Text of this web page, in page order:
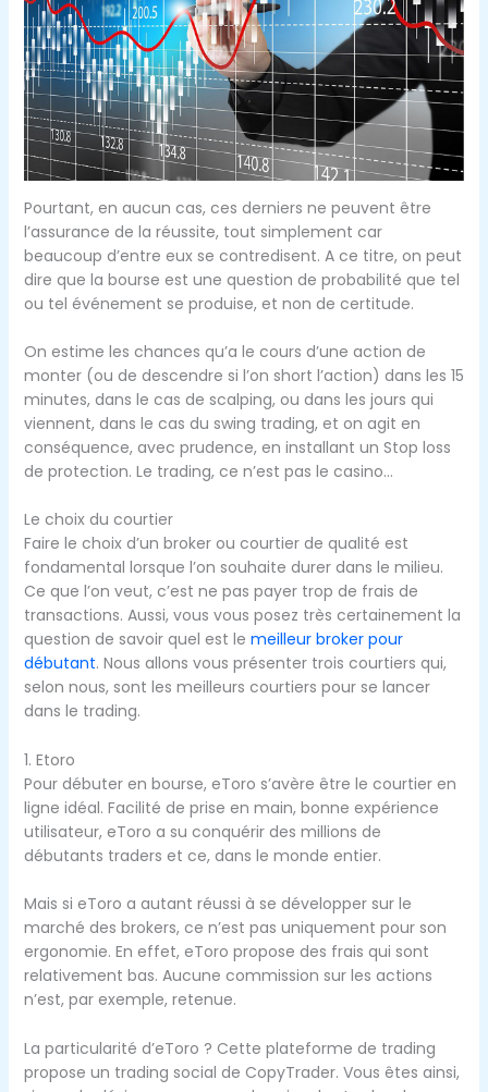
Pourtant, en aucun cas, ces derniers ne peuvent être
l’assurance de la réussite, tout simplement car
beaucoup d’entre eux se contredisent. A ce titre, on peut
dire que la bourse est une question de probabilité que tel
ou tel événement se produise, et non de certitude.
On estime les chances qu’a le cours d’une action de
monter (ou de descendre si l’on short l’action) dans les 15
minutes, dans le cas de scalping, ou dans les jours qui
viennent, dans le cas du swing trading, et on agit en
conséquence, avec prudence, en installant un Stop loss
de protection. Le trading, ce n’est pas le casino…
Le choix du courtier
Faire le choix d’un broker ou courtier de qualité est
fondamental lorsque l’on souhaite durer dans le milieu.
Ce que l’on veut, c’est ne pas payer trop de frais de
transactions. Aussi, vous vous posez très certainement la
question de savoir quel est le meilleur broker pour
débutant. Nous allons vous présenter trois courtiers qui,
selon nous, sont les meilleurs courtiers pour se lancer
dans le trading.
1. Etoro
Pour débuter en bourse, eToro s’avère être le courtier en
ligne idéal. Facilité de prise en main, bonne expérience
utilisateur, eToro a su conquérir des millions de
débutants traders et ce, dans le monde entier.
Mais si eToro a autant réussi à se développer sur le
marché des brokers, ce n’est pas uniquement pour son
ergonomie. En effet, eToro propose des frais qui sont
relativement bas. Aucune commission sur les actions
n’est, par exemple, retenue.
La particularité d’eToro ? Cette plateforme de trading
propose un trading social de CopyTrader. Vous êtes ainsi,